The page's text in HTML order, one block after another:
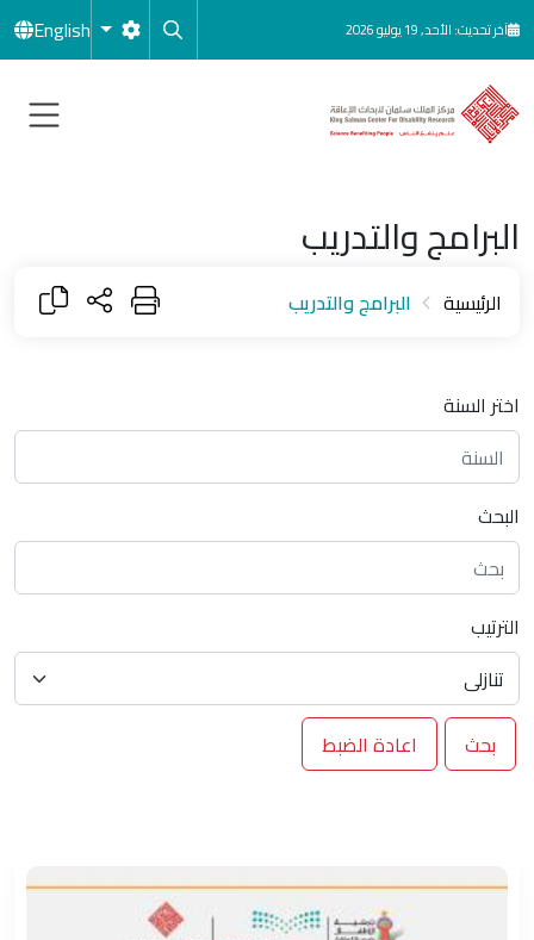
تجاوز إلى المحتوى الرئيسي
آخر تحديث: الأحد, 19 يوليو 2026 English
البرامج والتدريب
الرئيسية البرامج والتدريب
اختر السنة
البحث
الترتيب
بحث اعادة الضبط